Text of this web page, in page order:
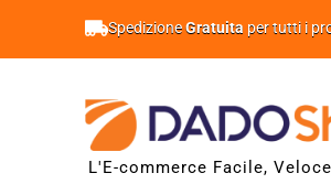
SpedizioneGratuita per tutti i
L'E-commerce Facile,